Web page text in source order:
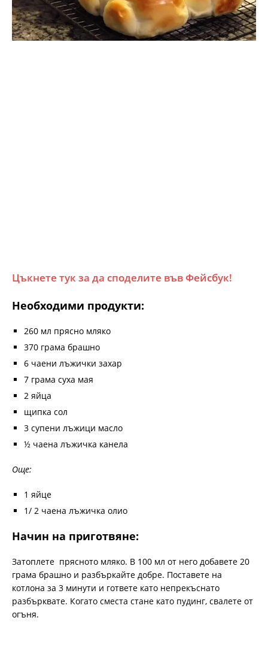
Цъкнете тук за да споделите във Фейсбук!
Необходими продукти:
260 мл прясно мляко
370 грама брашно
6 чаени лъжички захар
7 грама суха мая
2 яйца
щипка сол
3 супени лъжици масло
½ чаена лъжичка канела
Още:
1 яйце
1/ 2 чаена лъжичка олио
Начин на приготвяне:
Затоплете прясното мляко. В 100 мл от него добавете 20
грама брашно и разбъркайте добре. Поставете на
котлона за 3 минути и гответе като непрекъснато
разбърквате. Когато сместа стане като пудинг, свалете от
огъня.